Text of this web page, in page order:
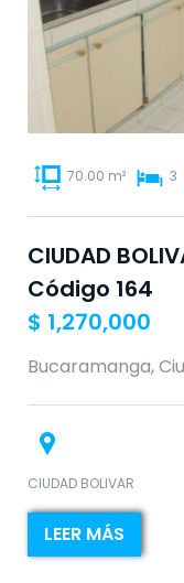
70.00 m² 3
CIUDAD
Código 164
$ 1,270,000
Bucaramanga,
CIUDAD BOLIVAR
LEER MÁS